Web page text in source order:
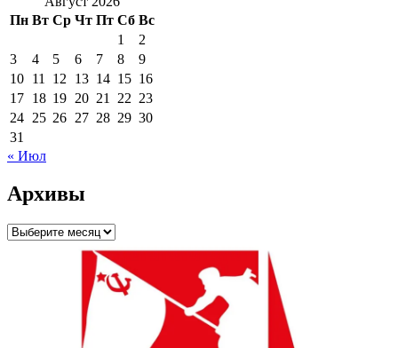
Пн Вт Ср Чт Пт Сб Вс
1
2
3
4 5 6 7 8
9
10 11 12 13 14 15 16
17 18 19 20 21 22 23
24 25 26 27 28 29 30
31
« Июл
Архивы
Архивы